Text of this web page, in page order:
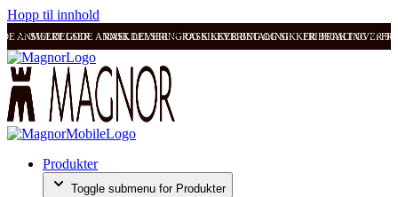
Hopp til innhold
ANMELDELSER RASK LEVERING OG SIKKER BETALING FRI FRAKT OVER
SVÆRT GODE ANMELDELSER RASK LEVERING OG SIKKER BETALING
Produkter
Toggle submenu for Produkter